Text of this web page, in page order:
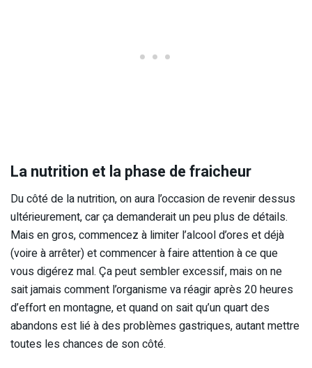
La nutrition et la phase de fraicheur
Du côté de la nutrition, on aura l’occasion de revenir dessus
ultérieurement, car ça demanderait un peu plus de détails.
Mais en gros, commencez à limiter l’alcool d’ores et déjà
(voire à arrêter) et commencer à faire attention à ce que
vous digérez mal. Ça peut sembler excessif, mais on ne
sait jamais comment l’organisme va réagir après 20 heures
d’effort en montagne, et quand on sait qu’un quart des
abandons est lié à des problèmes gastriques, autant mettre
toutes les chances de son côté.